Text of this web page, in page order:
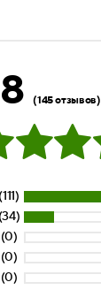
(145 отзывов)
(111)
(34)
(0)
(0)
(0)